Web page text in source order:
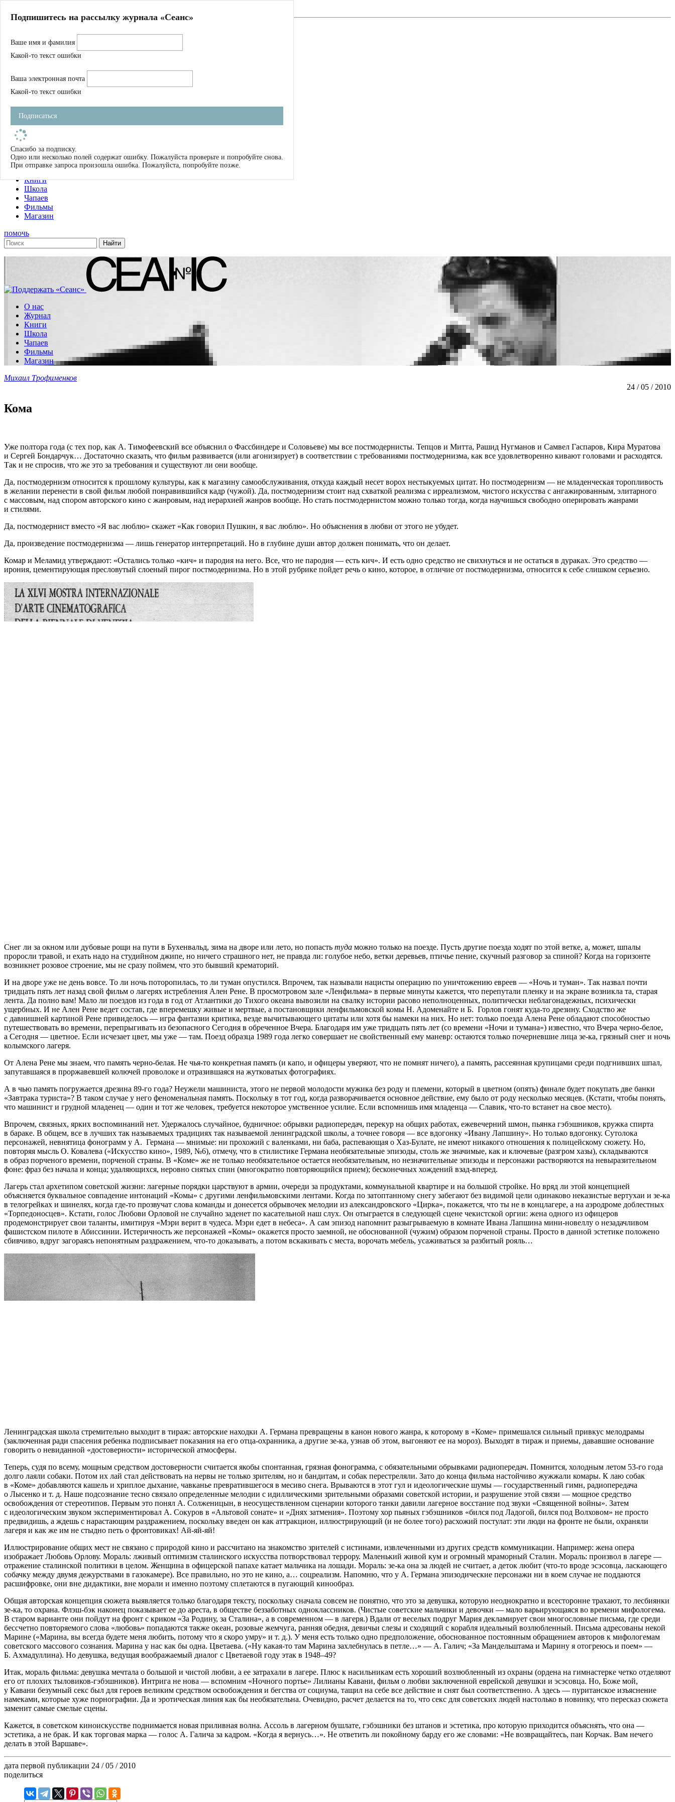
Магазин
Журнал
Школа
Устав
Фильмы
Имена
Тэги
О нас
Журнал
Книги
Школа
Чапаев
Фильмы
Магазин
помочь
О нас
Журнал
Книги
Школа
Чапаев
Фильмы
Магазин
Михаил Трофименков
24 / 05 / 2010
Кома
Уже полтора года (с тех пор, как А. Тимофеевский все объяснил о Фассбиндере и Соловьеве) мы все постмодернисты. Тепцов и Митта, Рашид Нугманов и Самвел Гаспаров, Кира Муратова
и Сергей Бондарчук… Достаточно сказать, что фильм развивается (или агонизирует) в соответствии с требованиями постмодернизма, как все удовлетворенно кивают головами и расходятся.
Так и не спросив, что же это за требования и существуют ли они вообще.
Да, постмодернизм относится к прошлому культуры, как к магазину самообслуживания, откуда каждый несет ворох нестыкуемых цитат. Но постмодернизм — не младенческая торопливость
в желании перенести в свой фильм любой понравившийся кадр (чужой). Да, постмодернизм стоит над схваткой реализма с ирреализмом, чистого искусства с ангажированным, элитарного
с массовым, над спором авторского кино с жанровым, над иерархией жанров вообще. Но стать постмодернистом можно только тогда, когда научишься свободно оперировать жанрами
и стилями.
Да, постмодернист вместо «Я вас люблю» скажет «Как говорил Пушкин, я вас люблю». Но объяснения в любви от этого не убудет.
Да, произведение постмодернизма — лишь генератор интерпретаций. Но в глубине души автор должен понимать, что он делает.
Комар и Меламид утверждают: «Остались только «кич» и пародия на него. Все, что не пародия — есть кич». И есть одно средство не свихнуться и не остаться в дураках. Это средство —
ирония, цементирующая пресловутый слоеный пирог постмодернизма. Но в этой рубрике пойдет речь о кино, которое, в отличие от постмодернизма, относится к себе слишком серьезно.
Снег ли за окном или дубовые рощи на пути в Бухенвальд, зима на дворе или лето, но попасть туда можно только на поезде. Пусть другие поезда ходят по этой ветке, а, может, шпалы
проросли травой, и ехать надо на студийном джипе, но ничего страшного нет, не правда ли: голубое небо, ветки деревьев, птичье пение, скучный разговор за спиной? Когда на горизонте
возникнет розовое строение, мы не сразу поймем, что это бывший крематорий.
И на дворе уже не день вовсе. То ли ночь поторопилась, то ли туман опустился. Впрочем, так называли нацисты операцию по уничтожению евреев — «Ночь и туман». Так назвал почти
тридцать пять лет назад свой фильм о лагерях истребления Ален Рене. В просмотровом зале «Ленфильма» в первые минуты кажется, что перепутали пленку и на экране возникла та, старая
лента. Да полно вам! Мало ли поездов из года в год от Атлантики до Тихого океана вывозили на свалку истории расово неполноценных, политически неблагонадежных, психически
ущербных. И не Ален Рене ведет состав, где вперемешку живые и мертвые, а постановщики ленфильмовской комы Н. Адоменайте и Б. Горлов гонят куда-то дрезину. Сходство же
с давнишней картиной Рене привиделось — игра фантазии критика, везде вычитывающего цитаты или хотя бы намеки на них. Но нет: только поезда Алена Рене обладают способностью
путешествовать во времени, перепрыгивать из безопасного Сегодня в обреченное Вчера. Благодаря им уже тридцать пять лет (со времени «Ночи и тумана») известно, что Вчера черно-белое,
а Сегодня — цветное. Если исчезает цвет, мы уже — там. Поезд образца 1989 года легко совершает не свойственный ему маневр: остаются только почерневшие лица зе-ка, грязный снег и ночь
колымского лагеря.
От Алена Рене мы знаем, что память черно-белая. Не чья-то конкретная память (и капо, и офицеры уверяют, что не помнят ничего), а память, рассеянная крупицами среди подгнивших шпал,
запутавшаяся в проржавевшей колючей проволоке и отразившаяся на жутковатых фотографиях.
А в чью память погружается дрезина 89-го года? Неужели машиниста, этого не первой молодости мужика без роду и племени, который в цветном (опять) финале будет покупать две банки
«Завтрака туриста»? В таком случае у него феноменальная память. Поскольку в тот год, когда разворачивается основное действие, ему было от роду несколько месяцев. (Кстати, чтобы понять,
что машинист и грудной младенец — один и тот же человек, требуется некоторое умственное усилие. Если вспомнишь имя младенца — Славик, что-то встанет на свое место).
Впрочем, связных, ярких воспоминаний нет. Удержалось случайное, будничное: обрывки радиопередач, перекур на общих работах, ежевечерний шмон, пьянка гэбэшников, кружка спирта
в бараке. В общем, все в лучших так называемых традициях так называемой ленинградской школы, а точнее говоря — все вдогонку «Ивану Лапшину». Но только вдогонку. Сутолока
персонажей, невнятица фонограмм у А. Германа — мнимые: ни прохожий с валенками, ни баба, распевающая о Хаз-Булате, не имеют никакого отношения к полицейскому сюжету. Но,
повторяя мысль О. Ковалева («Искусство кино», 1989, №6), отмечу, что в стилистике Германа необязательные эпизоды, столь же значимые, как и ключевые (разгром хазы), складываются
в образ порченого времени, порченой страны. В «Коме» же не только необязательное остается необязательным, но незначительные эпизоды и персонажи растворяются на невыразительном
фоне: фраз без начала и конца; удаляющихся, неровно снятых спин (многократно повторяющийся прием); бесконечных хождений взад-вперед.
Лагерь стал архетипом советской жизни: лагерные порядки царствуют в армии, очереди за продуктами, коммунальной квартире и на большой стройке. Но вряд ли этой концепцией
объясняется буквальное совпадение интонаций «Комы» с другими ленфильмовскими лентами. Когда по затоптанному снегу забегают без видимой цели одинаково неказистые вертухаи и зе-ка
в телогрейках и шинелях, когда где-то прозвучат слова команды и донесется обрывочек мелодии из александровского «Цирка», покажется, что ты не в концлагере, а на аэродроме доблестных
«Торпедоносцев». Кстати, голос Любови Орловой не случайно заденет по касательной наш слух. Он отыграется в следующей сцене чекистской оргии: жена одного из офицеров
продемонстрирует свои таланты, имитируя «Мэри верит в чудеса. Мэри едет в небеса». А сам эпизод напомнит разыгрываемую в комнате Ивана Лапшина мини-новеллу о незадачливом
фашистском пилоте в Абиссинии. Истеричность же персонажей «Комы» окажется просто заемной, не обоснованной (чужим) образом порченой страны. Просто в данной эстетике положено
сбивчиво, вдруг загораясь непонятным раздражением, что-то доказывать, а потом вскакивать с места, ворочать мебель, усаживаться за разбитый рояль…
Ленинградская школа стремительно выходит в тираж: авторские находки А. Германа превращены в канон нового жанра, к которому в «Коме» примешался сильный привкус мелодрамы
(заключенная ради спасения ребенка подписывает показания на его отца-охранника, а другие зе-ка, узнав об этом, выгоняют ее на мороз). Выходят в тираж и приемы, дававшие основание
говорить о невиданной «достоверности» исторической атмосферы.
Теперь, судя по всему, мощным средством достоверности считается якобы спонтанная, грязная фонограмма, с обязательными обрывками радиопередач. Помнится, холодным летом 53-го года
долго лаяли собаки. Потом их лай стал действовать на нервы не только зрителям, но и бандитам, и собак перестреляли. Зато до конца фильма настойчиво жужжали комары. К лаю собак
в «Коме» добавляются кашель и хриплое дыхание, чавканье превратившегося в месиво снега. Врываются в этот гул и идеологические шумы — государственный гимн, радиопередача
о Лысенко и т. д. Наше подсознание тесно связало определенные мелодии с идиллическими зрительными образами советской истории, и разрушение этой связи — мощное средство
освобождения от стереотипов. Первым это понял А. Солженицын, в неосуществленном сценарии которого танки давили лагерное восстание под звуки «Священной войны». Затем
с идеологическим звуком экспериментировал А. Сокуров в «Альтовой сонате» и «Днях затмения». Поэтому хор пьяных гэбэшников «бился под Ладогой, бился под Волховом» не просто
предвидишь, а ждешь с нарастающим раздражением, поскольку введен он как аттракцион, иллюстрирующий (и не более того) расхожий постулат: эти люди на фронте не были, охраняли
лагеря и как же им не стыдно петь о фронтовиках! Ай-яй-яй!
Иллюстрирование общих мест не связано с природой кино и рассчитано на знакомство зрителей с истинами, извлеченными из других средств коммуникации. Например: жена опера
изображает Любовь Орлову. Мораль: лживый оптимизм сталинского искусства потворствовал террору. Маленький живой кум и огромный мраморный Сталин. Мораль: произвол в лагере —
отражение сталинской политики в целом. Женщина в офицерской папахе катает мальчика на лошади. Мораль: зе-ка она за людей не считает, а деток любит (что-то вроде эсэсовца, ласкающего
собачку между двумя дежурствами в газокамере). Все правильно, но это не кино, а… соцреализм. Напомню, что у А. Германа эпизодические персонажи ни в коем случае не поддаются
расшифровке, они вне дидактики, вне морали и именно поэтому сплетаются в пугающий кинообраз.
Общая авторская концепция сюжета выявляется только благодаря тексту, поскольку сначала совсем не понятно, что это за девушка, которую неоднократно и всесторонне трахают, то лесбиянки
зе-ка, то охрана. Флэш-бэк наконец показывает ее до ареста, в обществе беззаботных одноклассников. (Чистые советские мальчики и девочки — мало варьирующаяся во времени мифологема.
В старом варианте они пойдут на фронт с криком «За Родину, за Сталина», а в современном — в лагеря.) Вдали от веселых подруг Мария декламирует свои многословные письма, где среди
бессчетно повторяемого слова «любовь» попадаются также океан, розовые жемчуга, ранняя обедня, девичьи слезы и сходящий с корабля идеальный возлюбленный. Письма адресованы некой
Марине («Марина, вы всегда будете меня любить, потому что я скоро умру» и т. д.). У меня есть только одно предположение, обоснованное постоянным обращением авторов к мифологемам
советского массового сознания. Марина у нас как бы одна. Цветаева. («Ну какая-то там Марина захлебнулась в петле…» — А. Галич; «За Мандельштама и Марину я отогреюсь и поем» —
Б. Ахмадуллина). Но девушка, ведущая воображаемый диалог с Цветаевой году этак в 1948–49?
Итак, мораль фильма: девушка мечтала о большой и чистой любви, а ее затрахали в лагере. Плюс к насильникам есть хороший возлюбленный из охраны (ордена на гимнастерке четко отделяют
его от плохих тыловиков-гэбэшников). Интрига не нова — вспомним «Ночного портье» Лилианы Кавани, фильм о любви заключенной еврейской девушки и эсэсовца. Но, Боже мой,
у Кавани безумный секс был для героев великим средством освобождения и бегства от социума, тащил на себе все действие и снят был соответственно. А здесь — пуританское изъяснение
намеками, которые хуже порнографии. Да и эротическая линия как бы необязательна. Очевидно, расчет делается на то, что секс для советских людей настолько в новинку, что пересказ сюжета
заменит самые смелые сцены.
Кажется, в советском киноискусстве поднимается новая приливная волна. Ассоль в лагерном бушлате, гэбэшники без штанов и эстетика, про которую приходится объяснять, что она —
эстетика, а не брак. И как торговая марка — голос А. Галича за кадром. «Когда я вернусь…». Не ответить ли покойному барду его же словами: «Не возвращайтесь, пан Корчак. Вам нечего
делать в этой Варшаве».
дата первой публикации 24 / 05 / 2010
поделиться
Подпишитесь на рассылку журнала «Сеанс»
Ваше имя и фамилия
Какой-то текст ошибки
Ваша электронная почта
Какой-то текст ошибки
Подписаться
Спасибо за подписку.
Одно или несколько полей содержат ошибку. Пожалуйста проверьте и попробуйте снова.
При отправке запроса произошла ошибка. Пожалуйста, попробуйте позже.